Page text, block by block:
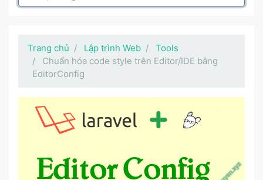
Trang chủ Lập trình Web
Tools
Chuẩn hóa code style trên Editor/IDE bằng
EditorConfig